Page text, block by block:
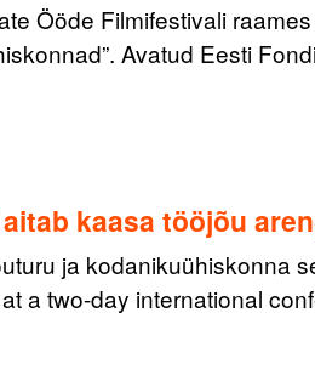
Ööde Filmifestivali
Avatud Eesti
kaasa tööjõu
ja kodanikuühiskonna
a two-day international